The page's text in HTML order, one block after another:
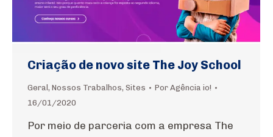
Criação de novo site The Joy School
Geral , Nossos Trabalhos, Sites Por Agência io!
16/01/2020
Por meio de parceria com a empresa The